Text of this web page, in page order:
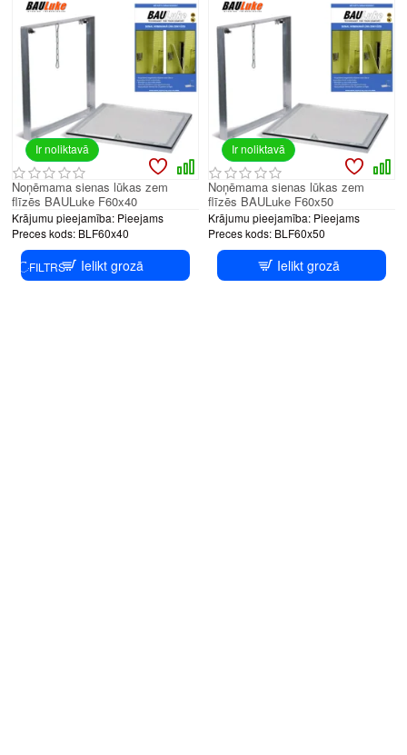
Ir noliktavā
Krājumu pieejamība: Pieejams
Preces kods: BLF60x40
Noņēmama sienas lūkas zem
flīzēs BAULuke F60x40
Ielikt grozā
Ir noliktavā
Krājumu pieejamība: Pieejams
Preces kods: BLF60x50
Noņēmama sienas lūkas zem
flīzēs BAULuke F60x50
Ielikt grozā
FILTRS